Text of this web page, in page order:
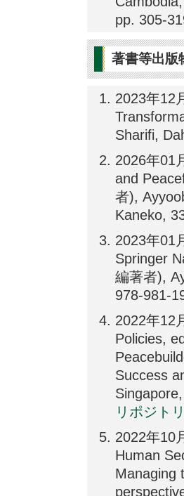
pp. 305-
著書等出版
2023年12
Sharifi,
2026年01
and
者),
Kaneko,
2023年01
Springer
編著者),
978-981-
2022年12
Policies,
Success
リポジト
2022年10
Human
Managing